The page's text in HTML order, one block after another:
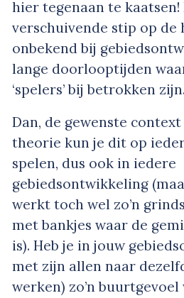
hier tegenaan te kaatsen!
verschuivende stip op de
onbekend bij
lange doorlooptijden
‘spelers’ bij betrokken zijn.
Dan, de gewenste
theorie kun je dit op
spelen, dus ook in iedere
gebiedsontwikkeling
werkt toch wel zo’n
met bankjes waar de
is). Heb je in jouw
met zijn allen naar
werken) zo’n